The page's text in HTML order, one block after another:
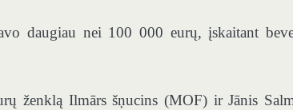
daugiau nei 100 000 eurų, įskaitant
ženklą Ilmārs šņucins (MOF) ir Jānis